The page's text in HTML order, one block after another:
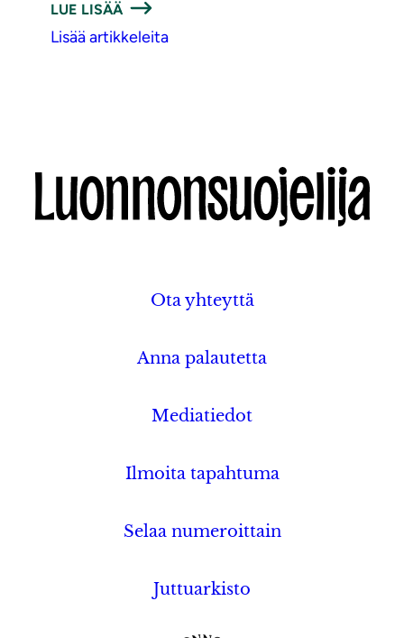
LUE LISÄÄ
Lisää artikkeleita
Ota yhteyttä
Anna palautetta
Mediatiedot
Ilmoita tapahtuma
Selaa numeroittain
Juttuarkisto